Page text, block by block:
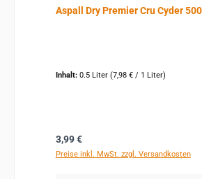
Aspall Dry Premier Cru Cyder
Inhalt: 0.5 Liter (7,98 € / 1 Liter)
Regulärer Preis:
3,99 €
Preise inkl. MwSt. zzgl. Versandkosten